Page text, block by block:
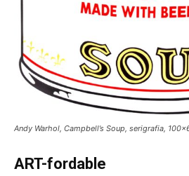
Andy Warhol, Campbell’s Soup, serigrafia,
ART-fordable